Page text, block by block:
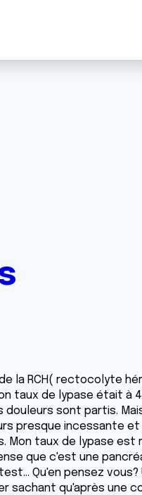
la RCH( rectocolyte
taux de lypase était à
sont partis.
presque incessante
Mon taux de lypase est
que c'est une
Qu'en pensez
sachant qu'après une